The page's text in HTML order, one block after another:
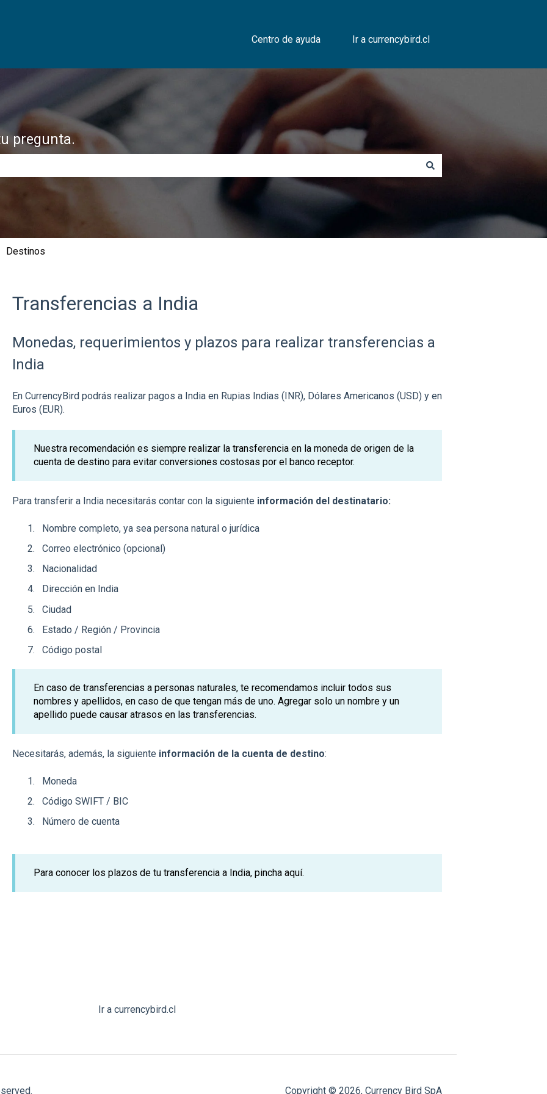
Centro de ayuda Ir a currencybird.cl
pregunta.
búsqueda está vacío.
Destinos
Transferencias a India
Monedas, requerimientos y plazos para realizar transferencias a
India
En CurrencyBird podrás realizar pagos a India en Rupias Indias (INR), Dólares Americanos (USD) y en
Euros (EUR).
Nuestra recomendación es siempre realizar la transferencia en la moneda de origen de la
cuenta de destino para evitar conversiones costosas por el banco receptor.
Para transferir a India necesitarás contar con la siguiente información del destinatario:
Nombre completo, ya sea persona natural o jurídica
Correo electrónico (opcional)
Nacionalidad
Dirección en India
Ciudad
Estado / Región / Provincia
Código postal
En caso de transferencias a personas naturales, te recomendamos incluir todos sus
nombres y apellidos, en caso de que tengan más de uno. Agregar solo un nombre y un
apellido puede causar atrasos en las transferencias.
Necesitarás, además, la siguiente información de la cuenta de destino:
Moneda
Código SWIFT / BIC
Número de cuenta
Para conocer los plazos de tu transferencia a India, pincha aquí.
Ir a currencybird.cl
Copyright © 2026, Currency Bird SpA